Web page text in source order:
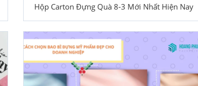
Hộp Carton Đựng Quà 8-3 Mới Nhất Hiện Nay